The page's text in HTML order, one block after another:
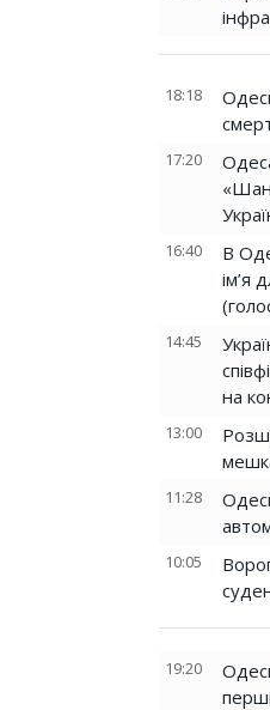
18:18
17:20
16:40
В
ім’я
14:45
на
13:00
11:28
10:05
19:20